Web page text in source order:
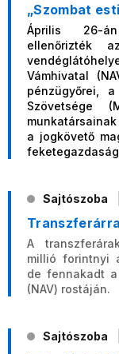
„Szombat
Április 26-
ellenőrizték
Vámhivatal
pénzügyőrei,
Szövetsége
a jogkövető
Sajtószoba
A
millió forintnyi
de fennakadt
(NAV) rostáján.
Sajtószoba